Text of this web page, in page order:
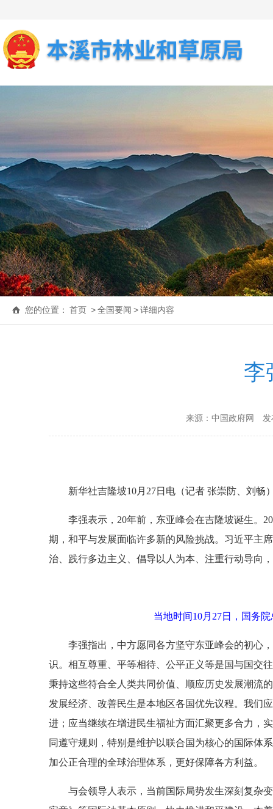
您的位置： 首页 >全国要闻 >详细内容
李
来源：中国政府网
新华社吉隆坡10月27日电（记者 张崇防、刘畅
李强表示，20年前，东亚峰会在吉隆坡诞生。
期，和平与发展面临许多新的风险挑战。习近平主
治、践行多边主义、倡导以人为本、注重行动导向
当地时间10月27日，国务
李强指出，中方愿同各方坚守东亚峰会的初心
识。相互尊重、平等相待、公平正义等是国与国交
秉持这些符合全人类共同价值、顺应历史发展潮流
发展经济、改善民生是本地区各国优先议程。我们
进；应当继续在增进民生福祉方面汇聚更多合力，
同遵守规则，特别是维护以联合国为核心的国际体
加公正合理的全球治理体系，更好保障各方利益。
与会领导人表示，当前国际局势发生深刻复杂